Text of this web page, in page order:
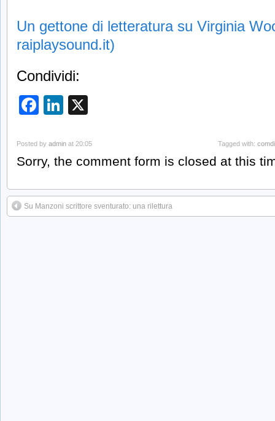
Un gettone di letteratura su Virginia
raiplaysound.it)
Condividi:
Facebook
LinkedIn
Posted by admin at 20:05 Tagged with:
Sorry, the comment form is closed at this
Su Manzoni scrittore sventurato: una rilettura